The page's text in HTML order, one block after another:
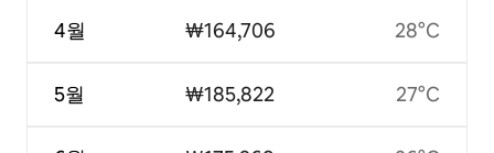
4월
5월
₩164,706
₩185,822
28°C
27°C